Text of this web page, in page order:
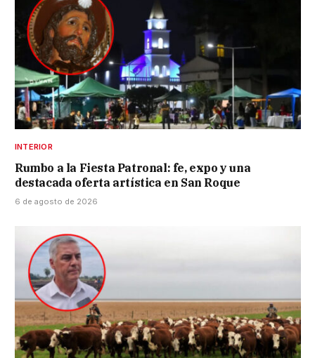
INTERIOR
Rumbo a la Fiesta Patronal: fe, expo y una
destacada oferta artística en San Roque
6 de agosto de 2026